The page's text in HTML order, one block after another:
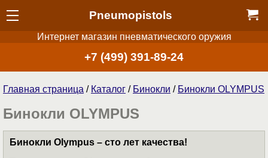
Pneumopistols
Интернет магазин пневматического оружия
+7 (499) 391-89-24
Главная страница / Каталог / Бинокли / Бинокли OLYMPUS
Бинокли OLYMPUS
Бинокли Olympus – сто лет качества!